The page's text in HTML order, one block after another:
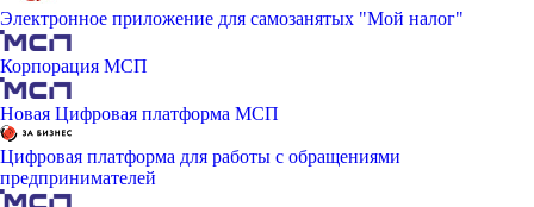
Электронное приложение для самозанятых "Мой налог"
Корпорация МСП
Новая Цифровая платформа МСП
Цифровая платформа для работы с обращениями
предпринимателей